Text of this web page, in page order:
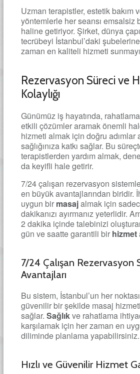
Uzman terapistler, estetik bakım
yöntemlerle her seansı emsalsiz
haline getiriyor. Şirket, dünya
tecrübeyi İstanbul’daki
zaman en kaliteli hizmeti
Rezervasyon Süreci ve
Kolaylığı
Günümüz iş hayatında,
etkili çözümler aramak önemli
hizmeti almak için doğru adımlar
sağlığınıza katkı sağlar. Bu
terapistlerden yardım almak,
da keyifli hale getirir.
7/24 çalışan rezervasyon
en büyük avantajlarından biridir.
uygun bir masajalmak için
dakikanızı ayırmanız yeterlidir.
2 dakika içinde talebinizi
gün ve saatte garantili bir hizmet
7/24 Çalışan Rezervasyon
Avantajları
Bu sistem, İstanbul’un her
güvenilir bir şekilde masaj hizmeti
sağlar. Sağlıkve rahatlama
karşılamak için her zaman en
diliminde planlama yapabilirsiniz.
Hızlı ve Güvenilir Hizmet